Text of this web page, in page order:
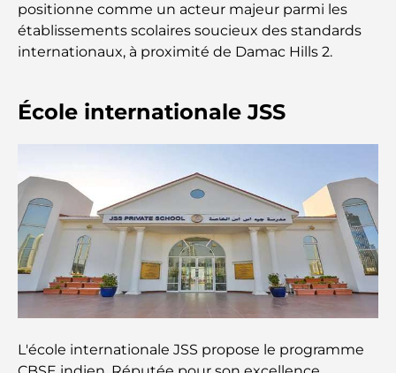
Restaurants de J1 Beach : la nouvelle destination
gastronomique de luxe à Dubaï
Les montres Rolex les plus chères jamais vendues
A Brief Guide to Buying Property in Dubai (2025-
26)
Les meilleurs cafés du centre-ville de Dubaï : le
guide complet des amateurs de café
Les Mercedes les plus chères jamais créées
positionne comme un acteur majeur parmi les
établissements scolaires soucieux des standards
internationaux, à proximité de Damac Hills 2.
École internationale JSS
L'école internationale JSS propose le programme